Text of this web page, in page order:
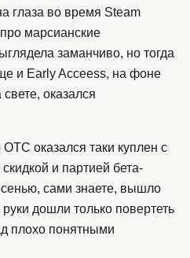
глаза во время Steam
марсианские
заманчиво, но тогда
и Early Acceess, на фоне
оказался
оказался таки куплен с
и партией бета-
сами знаете, вышло
дошли только повертеть
плохо понятными